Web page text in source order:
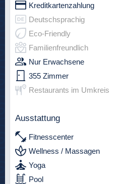
Kreditkartenzahlung
Deutschsprachig
Eco-Friendly
Familienfreundlich
Nur Erwachsene
355 Zimmer
Restaurants im Umkreis
Ausstattung
Fitnesscenter
Wellness / Massagen
Yoga
Pool